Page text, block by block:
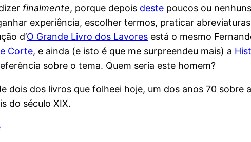
finalmente, porque depois deste poucos ou
experiência, escolher termos, praticar
d’O Grande Livro dos Lavores está o mesmo
Corte, e ainda (e isto é que me surpreendeu mais) a
sobre o tema. Quem seria este homem?
dois dos livros que folheei hoje, um dos anos 70
do século XIX.